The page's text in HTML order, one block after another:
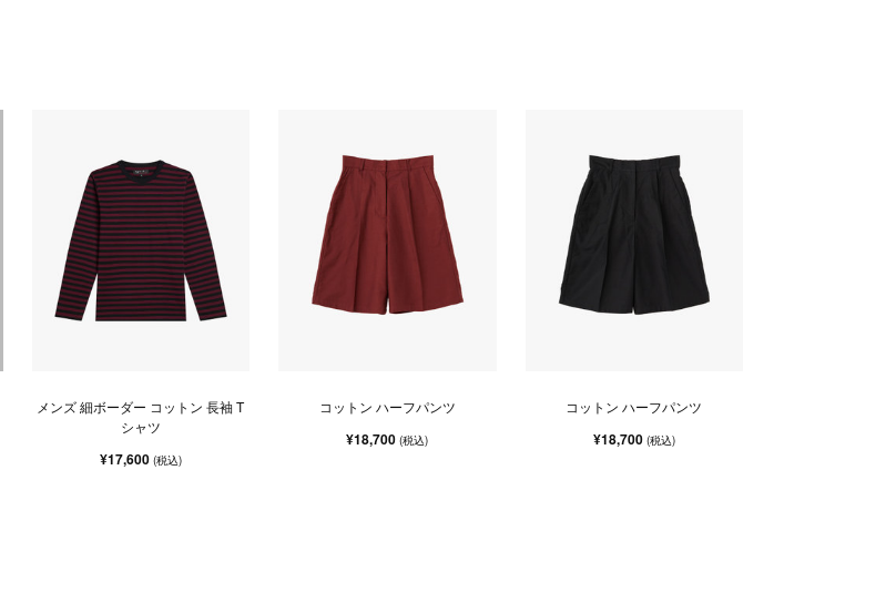
メンズ 細ボーダー コットン 長袖 T
シャツ
¥17,600 (税込)
コットン ハーフパンツ
¥18,700(税込)
コットン ハーフパンツ
¥18,700 (税込)